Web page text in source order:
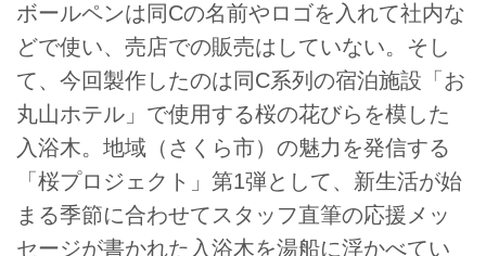
ボールペンは同Cの名前やロゴを入れて社内な
どで使い、売店での販売はしていない。そし
て、今回製作したのは同C系列の宿泊施設「お
丸山ホテル」で使用する桜の花びらを模した
入浴木。地域（さくら市）の魅力を発信する
「桜プロジェクト」第1弾として、新生活が始
まる季節に合わせてスタッフ直筆の応援メッ
セージが書かれた入浴木を湯船に浮かべてい